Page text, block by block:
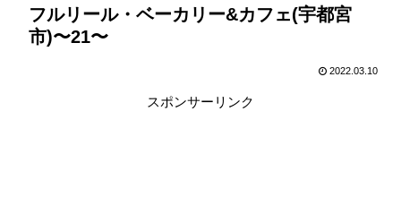
フルリール・ベーカリー&カフェ(宇都宮
市)〜21〜
2022.03.10
スポンサーリンク